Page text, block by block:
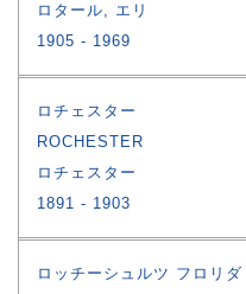
ロタール, エリ
1905
1969
ロチェスター
ROCHESTER
ロチェスター
1891
1903
ロッチーシュルツ フロリ